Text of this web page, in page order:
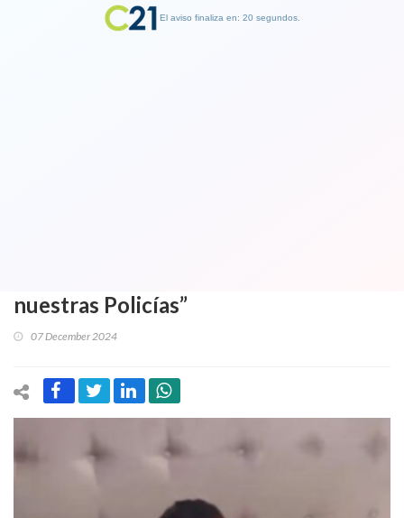
nuestras Policías”
07 December 2024
El aviso finaliza en: 19 segundos.